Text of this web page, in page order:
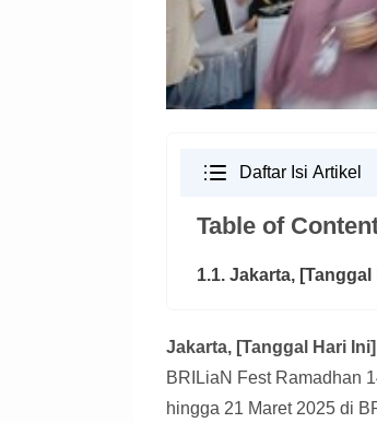
Daftar Isi Artikel
Table of
1.1. Jakarta, [Tanggal
Jakarta, [Tanggal Hari Ini]
BRILiaN Fest Ramadhan
hingga 21 Maret 2025 di